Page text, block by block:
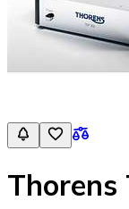
Thorens